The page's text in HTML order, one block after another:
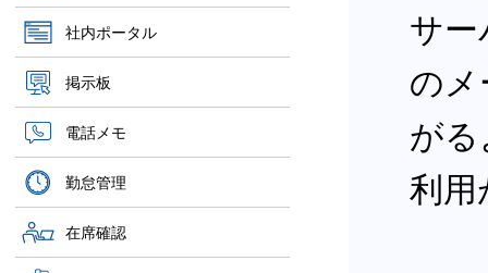
社内ポータル
掲示板
電話メモ
勤怠管理
在席確認
サー
のメ
がる
利用